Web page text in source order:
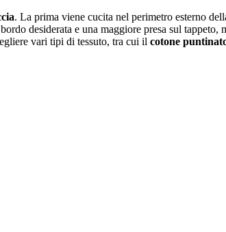
. La prima viene cucita nel perimetro esterno
desiderata e una maggiore presa sul
vari tipi di tessuto, tra cui il cotone